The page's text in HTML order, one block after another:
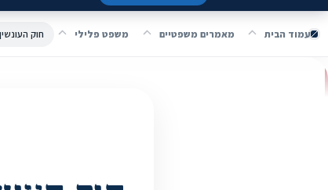
עמוד הבית מאמרים משפטיים משפט פלילי חוק העונשין, תשל"ז-1977*